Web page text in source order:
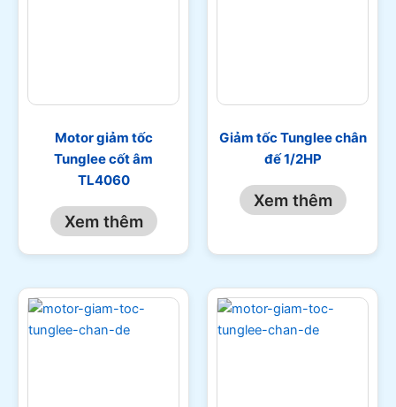
Motor giảm tốc
Tunglee cốt âm
TL4060
Xem thêm
Giảm tốc Tunglee chân
đế 1/2HP
Xem thêm